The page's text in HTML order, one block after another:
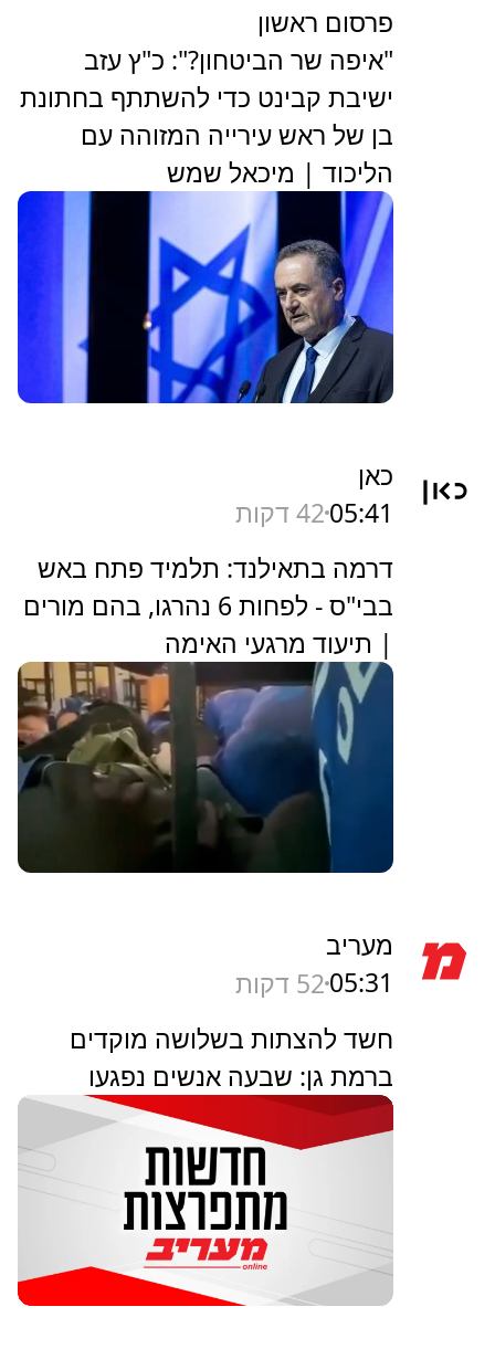
פרסום ראשון
"איפה שר הביטחון?": כ"ץ עזב
ישיבת קבינט כדי להשתתף בחתונת
בן של ראש עירייה המזוהה עם
הליכוד | מיכאל שמש
כאן
05:4142 דקות
דרמה בתאילנד: תלמיד פתח באש
בבי"ס - לפחות 6 נהרגו, בהם מורים
| תיעוד מרגעי האימה
מעריב
05:3152 דקות
חשד להצתות בשלושה מוקדים
ברמת גן: שבעה אנשים נפגעו